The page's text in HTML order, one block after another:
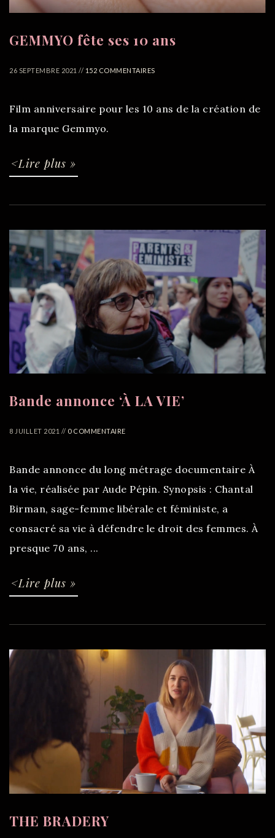
GEMMYO fête ses 10 ans
26 SEPTEMBRE 2021 // 152 COMMENTAIRES
Film anniversaire pour les 10 ans de la création de
la marque Gemmyo.
<Lire plus »
Bande annonce ‘À LA VIE’
8 JUILLET 2021 // 0 COMMENTAIRE
Bande annonce du long métrage documentaire À
la vie, réalisée par Aude Pépin. Synopsis : Chantal
Birman, sage-femme libérale et féministe, a
consacré sa vie à défendre le droit des femmes. À
presque 70 ans, ...
<Lire plus »
THE BRADERY